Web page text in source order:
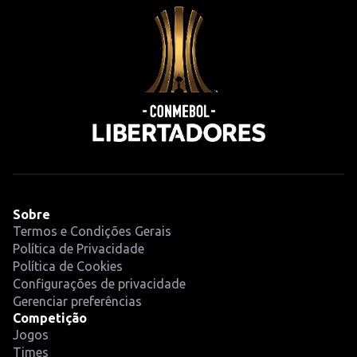
Sobre
Termos e Condições Gerais
Política de Privacidade
Política de Cookies
Configurações de privacidade
Gerenciar preferências
Competição
Jogos
Times